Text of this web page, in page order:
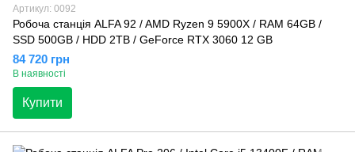
Артикул: 0092
Робоча станція ALFA 92 / AMD Ryzen 9 5900X / RAM 64GB /
SSD 500GB / HDD 2TB / GeForce RTX 3060 12 GB
84 720 грн
В наявності
Купити